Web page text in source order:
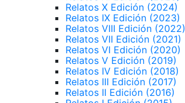
Relatos X Edición (2024)
Relatos IX Edición (2023)
Relatos VIII Edición (2022)
Relatos VII Edición (2021)
Relatos VI Edición (2020)
Relatos V Edición (2019)
Relatos IV Edición (2018)
Relatos III Edición (2017)
Relatos II Edición (2016)